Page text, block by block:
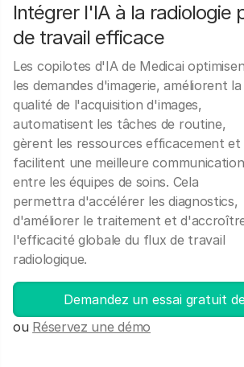
Intégrer l'IA à la radiologie
de travail efficace
Les copilotes d'IA de Medicai
les demandes d'imagerie, améliorent la
qualité de l'acquisition d'images,
automatisent les tâches de routine,
gèrent les ressources efficacement et
facilitent une meilleure communication
entre les équipes de soins. Cela
permettra d'accélérer les diagnostics,
d'améliorer le traitement et
l'efficacité globale du flux de travail
radiologique.
Demandez un essai gratuit
ou Réservez une démo